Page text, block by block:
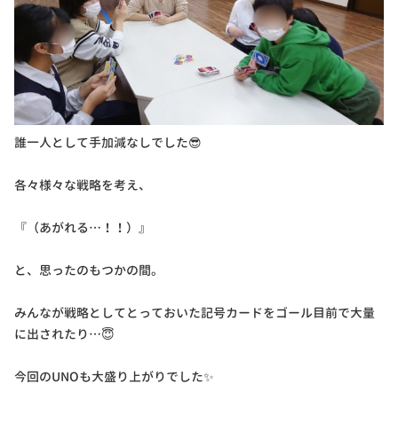
誰一人として手加減なしでした😎
各々様々な戦略を考え、
『（あがれる…！！）』
と、思ったのもつかの間。
みんなが戦略としてとっておいた記号カードをゴール目前で大量
に出されたり…😇
今回のUNOも大盛り上がりでした✨